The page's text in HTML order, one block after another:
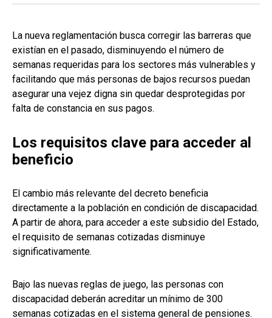
La nueva reglamentación busca corregir las barreras que
existían en el pasado, disminuyendo el número de
semanas requeridas para los sectores más vulnerables y
facilitando que más personas de bajos recursos puedan
asegurar una vejez digna sin quedar desprotegidas por
falta de constancia en sus pagos.
Los requisitos clave para acceder al
beneficio
El cambio más relevante del decreto beneficia
directamente a la población en condición de discapacidad.
A partir de ahora, para acceder a este subsidio del Estado,
el requisito de semanas cotizadas disminuye
significativamente.
Bajo las nuevas reglas de juego, las personas con
discapacidad deberán acreditar un mínimo de 300
semanas cotizadas en el sistema general de pensiones.